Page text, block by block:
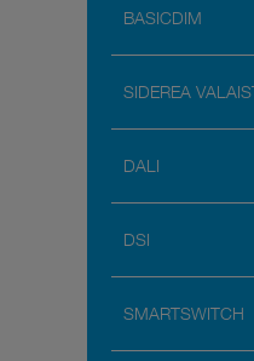
BASICDIM
SIDEREA
DALI
DSI
SMARTSWITCH